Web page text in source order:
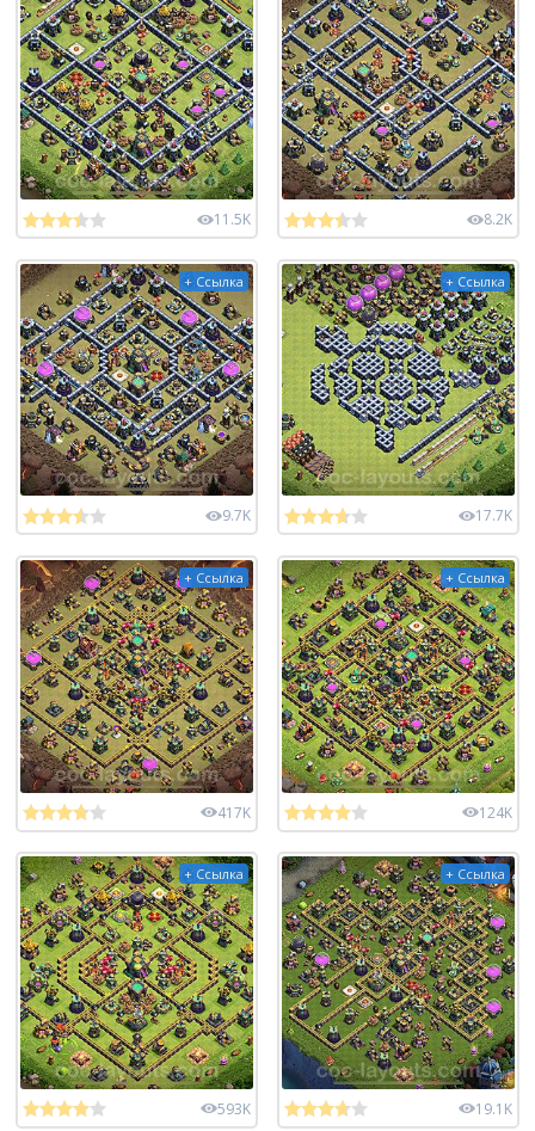
11.5K 8.2K
+ Ссылка
9.7K
+ Ссылка
17.7K
+ Ссылка
417K
+ Ссылка
124K
+ Ссылка
593K
+ Ссылка
19.1K